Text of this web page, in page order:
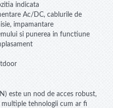
indicata
Ac/DC, cablurile de
impamantare
si punerea in functiune
este un nod de acces robust,
tehnologii cum ar fi